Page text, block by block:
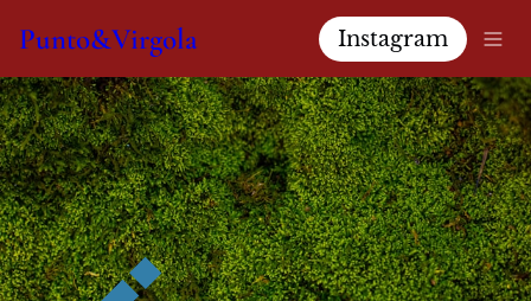
Punto&Virgola Instagram